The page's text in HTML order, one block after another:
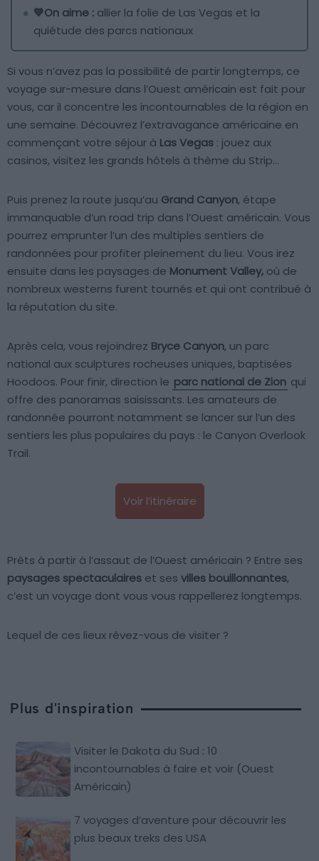
💙On aime : allier la folie de Las Vegas et la
quiétude des parcs nationaux
Si vous n’avez pas la possibilité de partir longtemps, ce
voyage sur-mesure dans l’Ouest américain est fait pour
vous, car il concentre les incontournables de la région en
une semaine. Découvrez l’extravagance américaine en
commençant votre séjour à Las Vegas : jouez aux
casinos, visitez les grands hôtels à thème du Strip…
Puis prenez la route jusqu’au Grand Canyon, étape
immanquable d’un road trip dans l’Ouest américain. Vous
pourrez emprunter l’un des multiples sentiers de
randonnées pour profiter pleinement du lieu. Vous irez
ensuite dans les paysages de Monument Valley, où de
nombreux westerns furent tournés et qui ont contribué à
la réputation du site.
Après cela, vous rejoindrez Bryce Canyon, un parc
national aux sculptures rocheuses uniques, baptisées
Hoodoos. Pour finir, direction le parc national de Zion qui
offre des panoramas saisissants. Les amateurs de
randonnée pourront notamment se lancer sur l’un des
sentiers les plus populaires du pays : le Canyon Overlook
Trail.
Voir l’itinéraire
Prêts à partir à l’assaut de l’Ouest américain ? Entre ses
paysages spectaculaires et ses villes bouillonnantes,
c’est un voyage dont vous vous rappellerez longtemps.
Lequel de ces lieux rêvez-vous de visiter ?
Plus d'inspiration
Visiter le Dakota du Sud : 10
incontournables à faire et voir (Ouest
Américain)
7 voyages d’aventure pour découvrir les
plus beaux treks des USA